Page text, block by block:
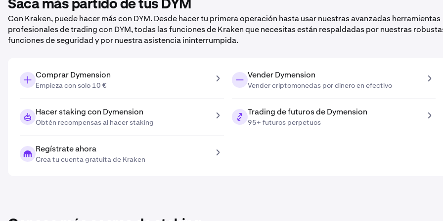
Saca más partido de tus DYM
Con Kraken, puede hacer más con DYM. Desde hacer tu primera operación hasta usar nuestras avanzadas herramientas
profesionales de trading con DYM, todas las funciones de Kraken que necesitas están respaldadas por nuestras
funciones de seguridad y por nuestra asistencia ininterrumpida.
Comprar Dymension
Empieza con solo 10 €
Vender Dymension
Vender criptomonedas por dinero en efectivo
Hacer staking con Dymension
Obtén recompensas al hacer staking
Trading de futuros de Dymension
95+ futuros perpetuos
Regístrate ahora
Crea tu cuenta gratuita de Kraken